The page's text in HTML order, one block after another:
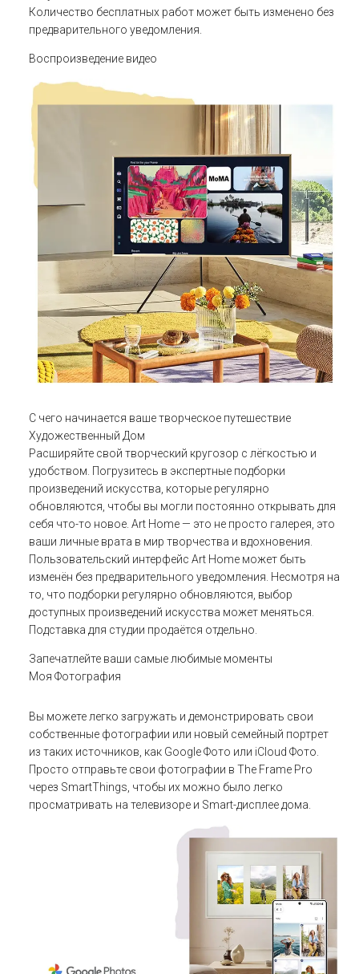
Количество бесплатных работ может быть изменено без
предварительного уведомления.
Воспроизведение видео
С чего начинается ваше творческое путешествие
Художественный Дом
Расширяйте свой творческий кругозор с лёгкостью и
удобством. Погрузитесь в экспертные подборки
произведений искусства, которые регулярно
обновляются, чтобы вы могли постоянно открывать для
себя что-то новое. Art Home — это не просто галерея, это
ваши личные врата в мир творчества и вдохновения.
Пользовательский интерфейс Art Home может быть
изменён без предварительного уведомления. Несмотря на
то, что подборки регулярно обновляются, выбор
доступных произведений искусства может меняться.
Подставка для студии продаётся отдельно.
Запечатлейте ваши самые любимые моменты
Моя Фотография
Вы можете легко загружать и демонстрировать свои
собственные фотографии или новый семейный портрет
из таких источников, как Google Фото или iCloud Фото.
Просто отправьте свои фотографии в The Frame Pro
через SmartThings, чтобы их можно было легко
просматривать на телевизоре и Smart-дисплее дома.